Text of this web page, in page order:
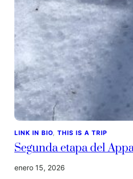
LINK IN BIO, THIS IS A TRIP
Segunda etapa del
enero 15, 2026